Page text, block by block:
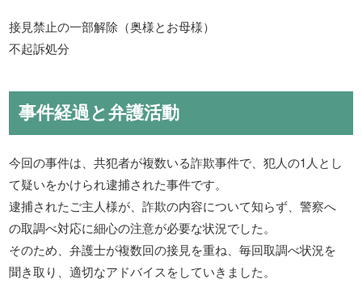
接見禁止の一部解除（奥様とお母様）
不起訴処分
事件経過と弁護活動
今回の事件は、共犯者が複数いる詐欺事件で、犯人の1人とし
て疑いをかけられ逮捕された事件です。
逮捕されたご主人様が、詐欺の内容について知らず、警察へ
の取調べ対応に細心の注意が必要な状況でした。
そのため、弁護士が複数回の接見を重ね、毎回取調べ状況を
聞き取り、適切なアドバイスをしていきました。